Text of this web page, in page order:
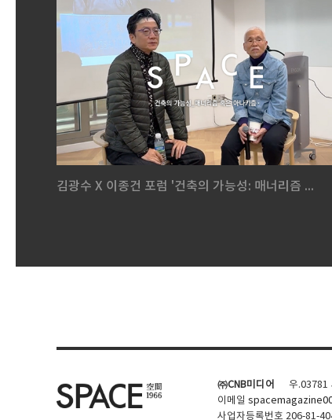
김광수 X 이종건 포럼 '건축의 가능성: 매너리즘 ...
㈜CNB미디어
우.03781
이메일
사업자등록번호 206-81-